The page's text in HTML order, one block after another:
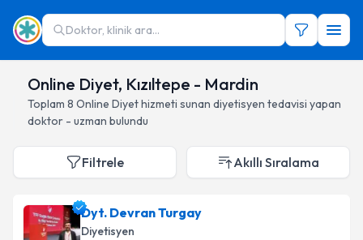
Doktor, klinik ara...
Online Diyet, Kızıltepe - Mardin
Toplam 8 Online Diyet hizmeti sunan diyetisyen tedavisi yapan
doktor - uzman bulundu
Filtrele Akıllı Sıralama
Dyt. Devran Turgay
Diyetisyen